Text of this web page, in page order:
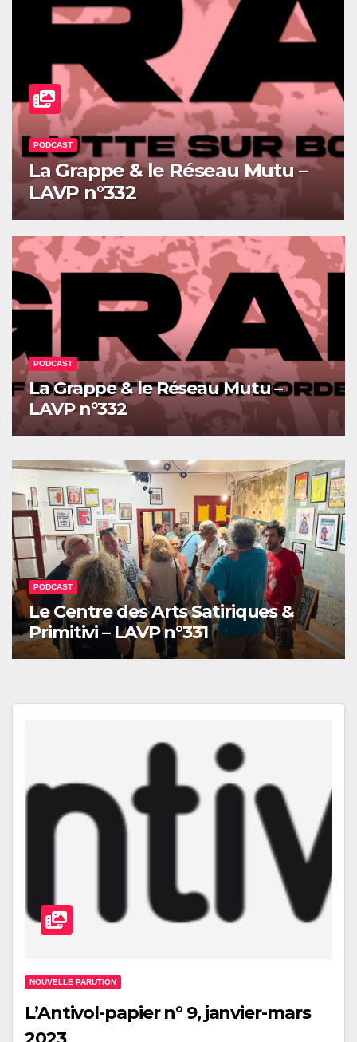
Mutu –
PODCAST
Le Centre des
Primitivi – LAVP
PODCAST
La Grappe & le Réseau Mutu –
LAVP n°332
PODCAST
Le Centre des Arts Satiriques &
Primitivi – LAVP n°331
NOUVELLE PARUTION
L’Antivol-papier n° 9, janvier-mars